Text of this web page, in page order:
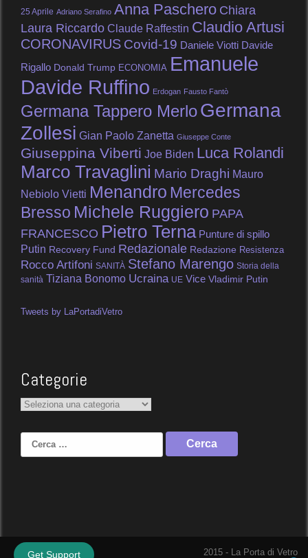
25 Aprile Adriano Serafino Anna Paschero Chiara
Laura Riccardo Claude Raffestin Claudio Artusi
CORONAVIRUS Covid-19 Daniele Viotti Davide
Rigallo Donald Trump ECONOMIA Emanuele
Davide Ruffino Erdogan Fausto Fantò
Germana Tappero MerloGermana
Zollesi Gian Paolo Zanetta Giuseppe Conte
Giuseppina Viberti Joe Biden Luca Rolandi
Marco Travaglini Mario Draghi Mauro
Nebiolo Vietti Menandro Mercedes
Bresso Michele Ruggiero PAPA
FRANCESCO Pietro Terna Punture di spillo
Putin Recovery Fund Redazionale Redazione Resistenza
Rocco Artifoni SANITÀ Stefano Marengo Storia della
sanità Tiziana Bonomo Ucraina UE Vice Vladimir Putin
Tweets by LaPortadiVetro
Categorie
Categorie
Ricerca
per:
2015 - La Porta di Vetro
Get Support